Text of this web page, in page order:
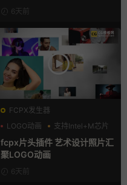
模版6天前
FCPX发生器
LOGO动画
支持Intel+M芯片
汇聚
fcpx片头插件 艺术设计照片汇
聚LOGO动画
6天前